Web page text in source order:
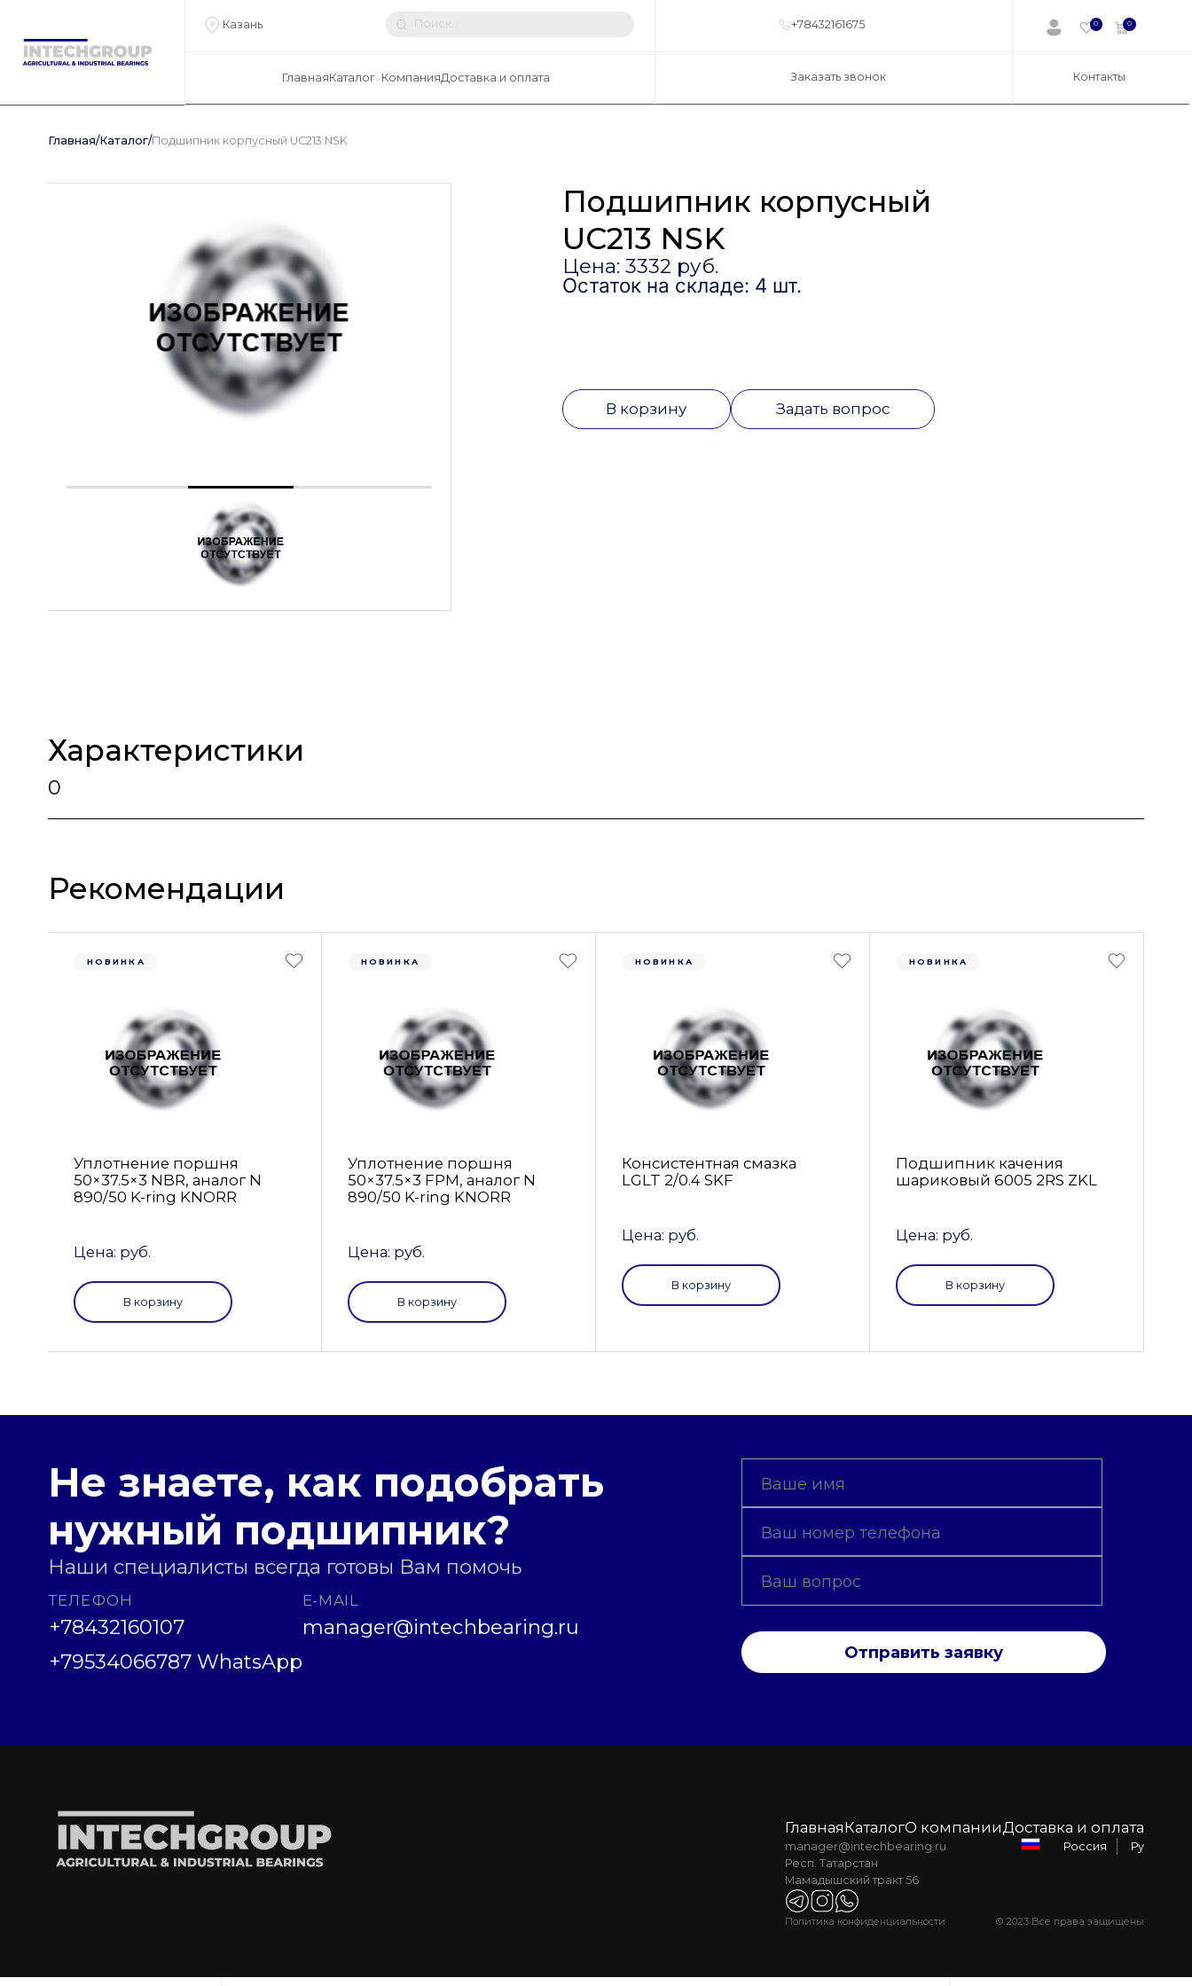
Казань +78432161675 0 0
ГлавнаяКаталог КомпанияДоставка и оплата Заказать звонок Контакты
Главная/Каталог/Подшипник корпусный UC213 NSK
Подшипник корпусный
UC213 NSK
Цена: 3332 руб.
Остаток на складе: 4 шт.
В корзину Задать вопрос
Характеристики
0
Рекомендации
НОВИНКА
Уплотнение поршня
50×37.5×3 NBR, аналог N
890/50 K-ring KNORR
Цена: руб.
В корзину
НОВИНКА
Уплотнение поршня
50×37.5×3 FРM, аналог N
890/50 K-ring KNORR
Цена: руб.
В корзину
НОВИНКА
Консистентная смазка
LGLT 2/0.4 SKF
Цена: руб.
В корзину
НОВИНКА
Подшипник качения
шариковый 6005 2RS ZKL
Цена: руб.
В корзину
Не знаете, как подобрать
нужный подшипник?
Наши специалисты всегда готовы Вам помочь
ТЕЛЕФОН
+78432160107
+79534066787 WhatsApp
E-MAIL
manager@intechbearing.ru
Отправить заявку
ГлавнаяКаталогО компанииДоставка и оплата
manager@intechbearing.ru
Респ. Татарстан
Мамадышский тракт 56
Россия Ру
Политика конфиденциальности © 2023 Все права защищены